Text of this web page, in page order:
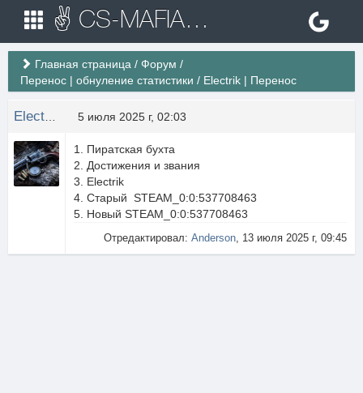
✌ CS-MAFIA.RU ✌ Игровые сервера Counter Strike 1.6
Главная страница / Форум /
Перенос | обнуление статистики / Electrik | Перенос
5 июля 2025 г, 02:03
1. Пиратская бухта
2. Достижения и звания
3. Electrik
4. Старый STEAM_0:0:537708463
5. Новый STEAM_0:0:537708463
Отредактировал: Anderson, 13 июля 2025 г, 09:45